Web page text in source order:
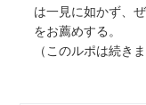
は一見に如かず、
をお薦めする。
（このルポは続きま